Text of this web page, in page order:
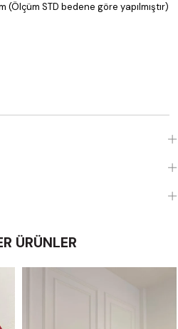
(Ölçüm STD bedene göre yapılmıştır)
ÜRÜNLER